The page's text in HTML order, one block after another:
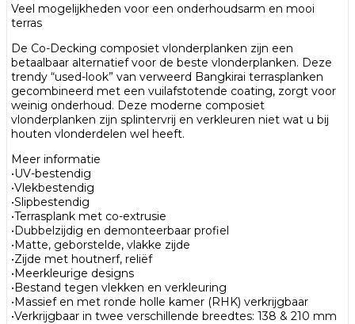
Veel mogelijkheden voor een onderhoudsarm en mooi
terras
De Co-Decking composiet vlonderplanken zijn een
betaalbaar alternatief voor de beste vlonderplanken. Deze
trendy “used-look” van verweerd Bangkirai terrasplanken
gecombineerd met een vuilafstotende coating, zorgt voor
weinig onderhoud. Deze moderne composiet
vlonderplanken zijn splintervrij en verkleuren niet wat u bij
houten vlonderdelen wel heeft.
Meer informatie
•UV-bestendig
•Vlekbestendig
•Slipbestendig
•Terrasplank met co-extrusie
•Dubbelzijdig en demonteerbaar profiel
•Matte, geborstelde, vlakke zijde
•Zijde met houtnerf, reliëf
•Meerkleurige designs
•Bestand tegen vlekken en verkleuring
•Massief en met ronde holle kamer (RHK) verkrijgbaar
•Verkrijgbaar in twee verschillende breedtes: 138 & 210 mm